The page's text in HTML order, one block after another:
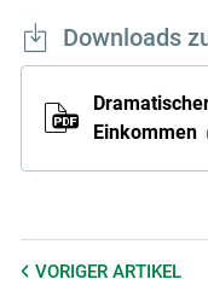
Downloads
Einkommen
VORIGER ARTIKEL